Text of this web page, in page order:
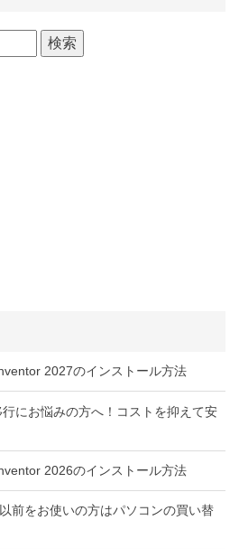
2027のインストール方法
にお悩みの方へ！コストを抑えて安
2026のインストール方法
前をお使いの方はパソコンの買い替